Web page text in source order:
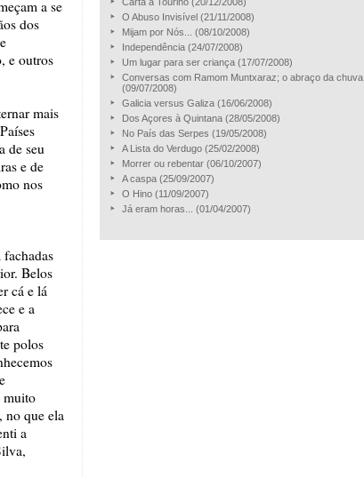
a se
dos
e outros
mais
de seu
e de
nos
Belos
cá e lá
e a
polos
muito
no que ela
a
O Abuso Invisível (21/11/2008)
Mijam por Nós...
(08/10/2008)
Independência (24/07/2008)
Um lugar para ser criança (17/07/2008)
Conversas com Ramom Muntxaraz; o abraço da chuva
(09/07/2008)
Galicia versus Galiza (16/06/2008)
Dos Açores à Quintana (28/05/2008)
No País das Serpes (19/05/2008)
A Lista do Verdugo (25/02/2008)
Morrer ou rebentar (06/10/2007)
A caspa (25/09/2007)
O Hino (11/09/2007)
Já eram horas...
(01/04/2007)